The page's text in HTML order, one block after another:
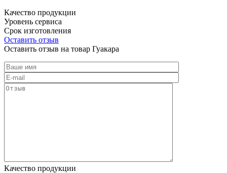
Качество продукции
Уровень сервиса
Срок изготовления
Оставить отзыв
Оставить отзыв на товар Гуакара
Качество продукции